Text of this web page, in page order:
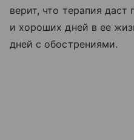
верит, что терапия даст
и хороших дней в ее
дней с обострениями.